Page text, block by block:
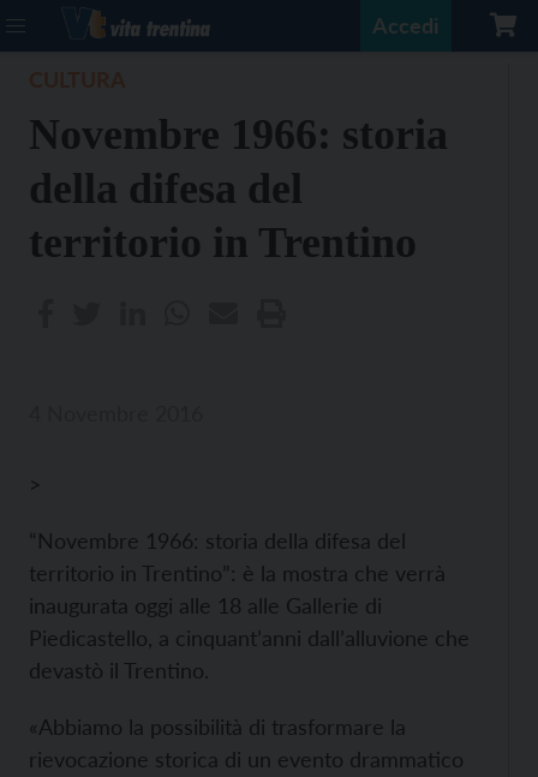
Accedi
Novembre 1966: storia
della difesa del
territorio in Trentino
>
“Novembre 1966: storia della difesa del
territorio in Trentino”: è la mostra che verrà
inaugurata oggi alle 18 alle Gallerie di
Piedicastello, a cinquant’anni dall’alluvione che
devastò il Trentino.
«Abbiamo la possibilità di trasformare la
rievocazione storica di un evento drammatico